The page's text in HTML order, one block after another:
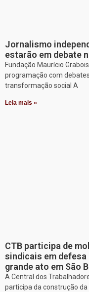
Jornalismo
estarão em debate
Fundação Maurício
programação com
transformação social A
Leia mais »
CTB participa de
sindicais em
grande ato em São
A Central dos
participa da construção